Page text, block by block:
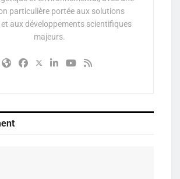
particulière portée aux solutions
aux développements scientifiques
majeurs.